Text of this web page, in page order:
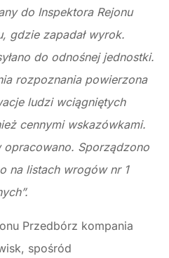
do Inspektora Rejonu
gdzie zapadał wyrok.
do odnośnej jednostki.
rozpoznania powierzona
ludzi wciągniętych
cennymi wskazówkami.
opracowano. Sporządzono
na listach wrogów nr 1
Przedbórz kompania
spośród